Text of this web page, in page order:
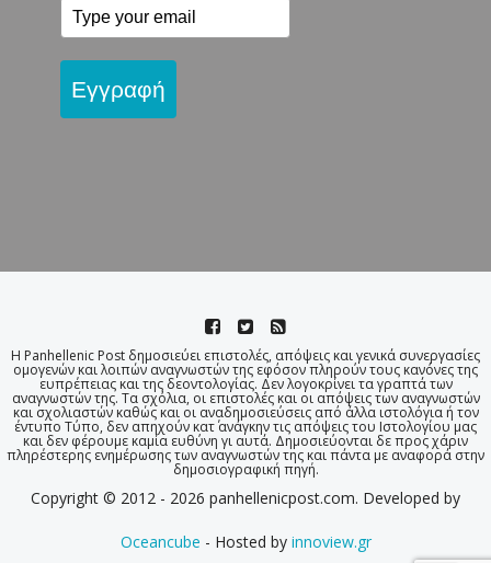
Εγγραφή
Η Panhellenic Post δημοσιεύει επιστολές, απόψεις και γενικά συνεργασίες
ομογενών και λοιπών αναγνωστών της εφόσον πληρούν τους κανόνες της
ευπρέπειας και της δεοντολογίας. Δεν λογοκρίνει τα γραπτά των
αναγνωστών της. Τα σχόλια, οι επιστολές και οι απόψεις των αναγνωστών
και σχολιαστών καθώς και οι αναδημοσιεύσεις από άλλα ιστολόγια ή τον
έντυπο Τύπο, δεν απηχούν κατ΄ ανάγκην τις απόψεις του Ιστολογίου μας
και δεν φέρουμε καμία ευθύνη γι αυτά. Δημοσιεύονται δε προς χάριν
πληρέστερης ενημέρωσης των αναγνωστών της και πάντα με αναφορά στην
δημοσιογραφική πηγή.
Copyright © 2012 - 2026 panhellenicpost.com. Developed by
Oceancube - Hosted by innoview.gr